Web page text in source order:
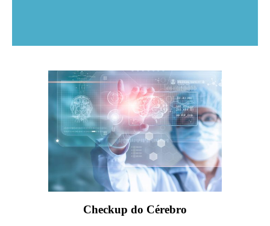
Checkup do Cérebro